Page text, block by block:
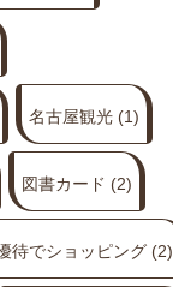
名古屋観光 (1)
図書カード (2)
待でショッピング (2)